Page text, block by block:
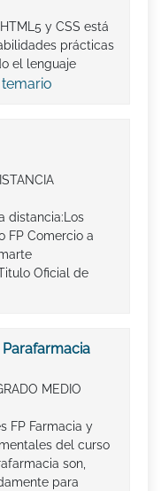
y CSS está
prácticas
el lenguaje
distancia:Los
FP Comercio a
Oficial de
Parafarmacia
MEDIO
FP Farmacia y
del curso
son,
para